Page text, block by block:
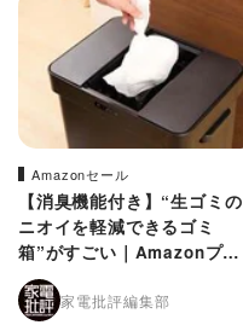
Amazonセール
【消臭機能付き】“生ゴミの
ニオイを軽減できるゴミ
箱”がすごい｜Amazonプラ
イムデー
家電批評編集部